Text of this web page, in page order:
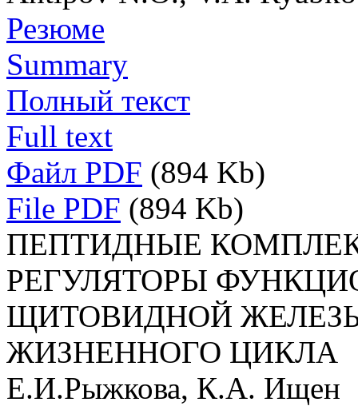
Резюме
Summary
Полный текст
Full text
Файл PDF (894 Kb)
File PDF (894 Kb)
ПЕПТИДНЫЕ
РЕГУЛЯТОРЫ
ЩИТОВИДНОЙ
ЖИЗНЕННОГО ЦИКЛА
Е.И.Рыжкова, К.А. Ищен